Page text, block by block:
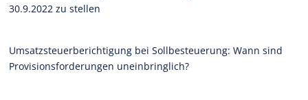
30.9.2022 zu stellen
Umsatzsteuerberichtigung bei Sollbesteuerung: Wann sind
Provisionsforderungen uneinbringlich?